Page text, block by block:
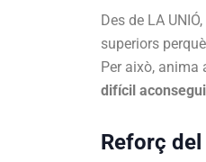
Des de LA
superiors
Per això, anima
difícil
Reforç